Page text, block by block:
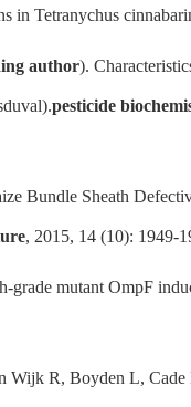
in Tetranychus
author).
pesticide
Bundle Sheath
, 2015, 14 (10): 1949-
grade mutant OmpF
R, Boyden L, Cade